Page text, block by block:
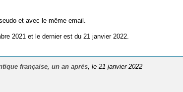
et avec le même email.
2021 et le dernier est du 21 janvier 2022.
française, un an après, le 21 janvier 2022